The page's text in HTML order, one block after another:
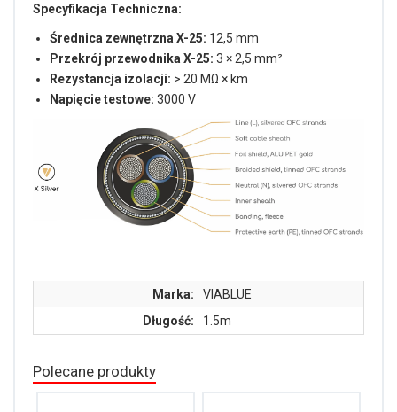
Specyfikacja Techniczna:
Średnica zewnętrzna X-25: 12,5 mm
Przekrój przewodnika X-25: 3 × 2,5 mm²
Rezystancja izolacji: > 20 MΩ × km
Napięcie testowe: 3000 V
Marka:
VIABLUE
Długość:
1.5m
Polecane produkty